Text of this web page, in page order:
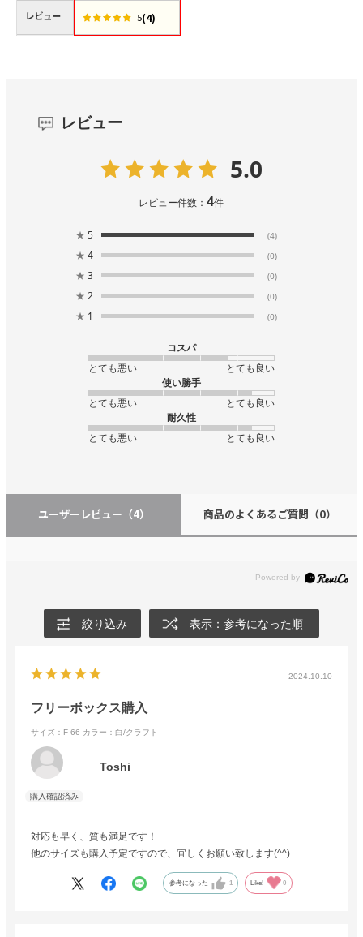
レビュー 5(4)
レビュー
5.0
レビュー件数：4件
★ 5 (4)
★ 4 (0)
★ 3 (0)
★ 2 (0)
★ 1 (0)
コスパ
とても悪い
とても良い
使い勝手
とても悪い
とても良い
耐久性
とても悪い
とても良い
ユーザーレビュー （4） 商品のよくあるご質問 （0）
絞り込み 表示：参考になった順
2024.10.10
フリーボックス購入
サイズ：F-66 カラー：白/クラフト
Toshi
対応も早く、質も満足です！
他のサイズも購入予定ですので、宜しくお願い致します(^^)
参考になった 1 Like! 0